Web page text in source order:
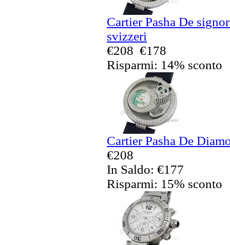
Cartier Pasha De
svizzeri
€208 €178
Risparmi: 14% sconto
Cartier Pasha De
€208
In Saldo: €177
Risparmi: 15% sconto